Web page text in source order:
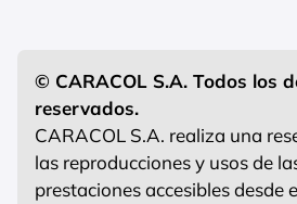
© CARACOL S.A. Todos los
reservados.
CARACOL S.A. realiza una
las reproducciones y usos de
prestaciones accesibles desde